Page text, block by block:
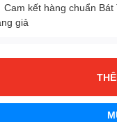
Cam kết hàng chuẩn
giả